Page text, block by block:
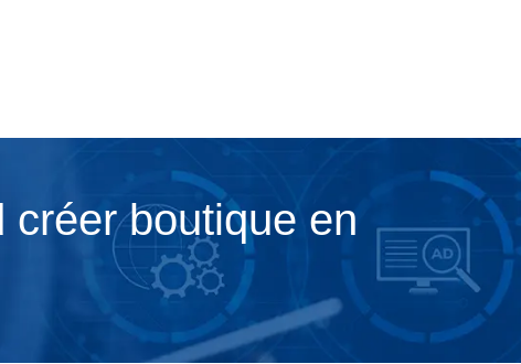
boutique en